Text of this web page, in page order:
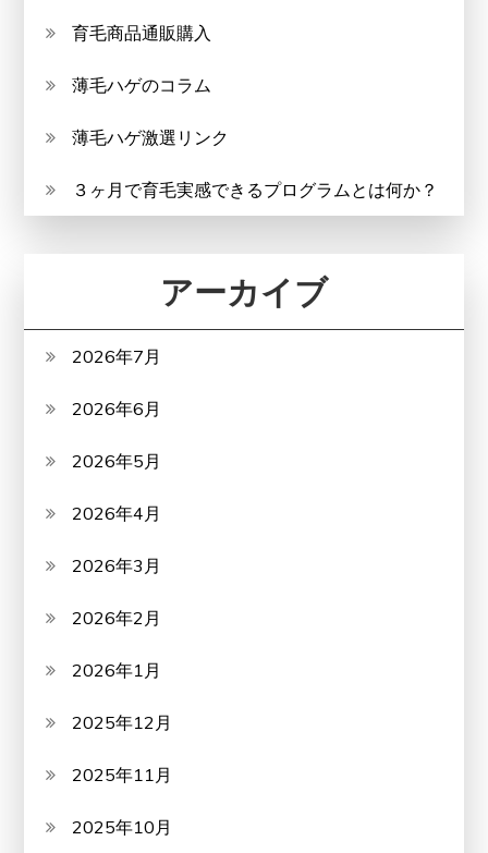
育毛商品通販購入
薄毛ハゲのコラム
薄毛ハゲ激選リンク
３ヶ月で育毛実感できるプログラムとは何か？
アーカイブ
2026年7月
2026年6月
2026年5月
2026年4月
2026年3月
2026年2月
2026年1月
2025年12月
2025年11月
2025年10月